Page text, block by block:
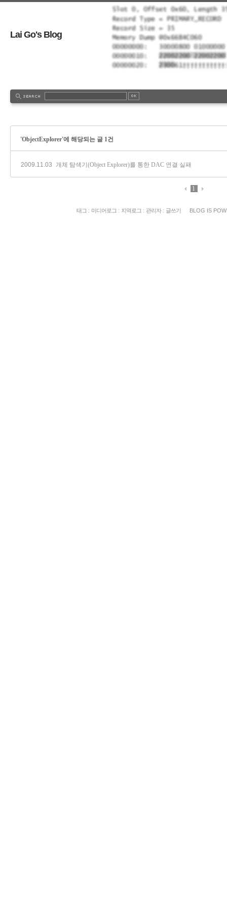
Lai Go's Blog
'ObjectExplorer'에 해당되는 글 1건
2009.11.03 개체 탐색기(Object Explorer)를 통한 DAC 연결 실패
1
태그 : 미디어로그 : 지역로그 : 관리자: 글쓰기 BLOG IS